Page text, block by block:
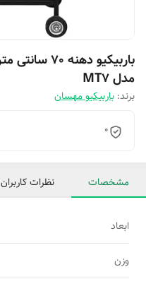
مدل MT7
برند: باربیکیو مهسان
0
مشخصات نظرات کاربران
ابعاد
وزن